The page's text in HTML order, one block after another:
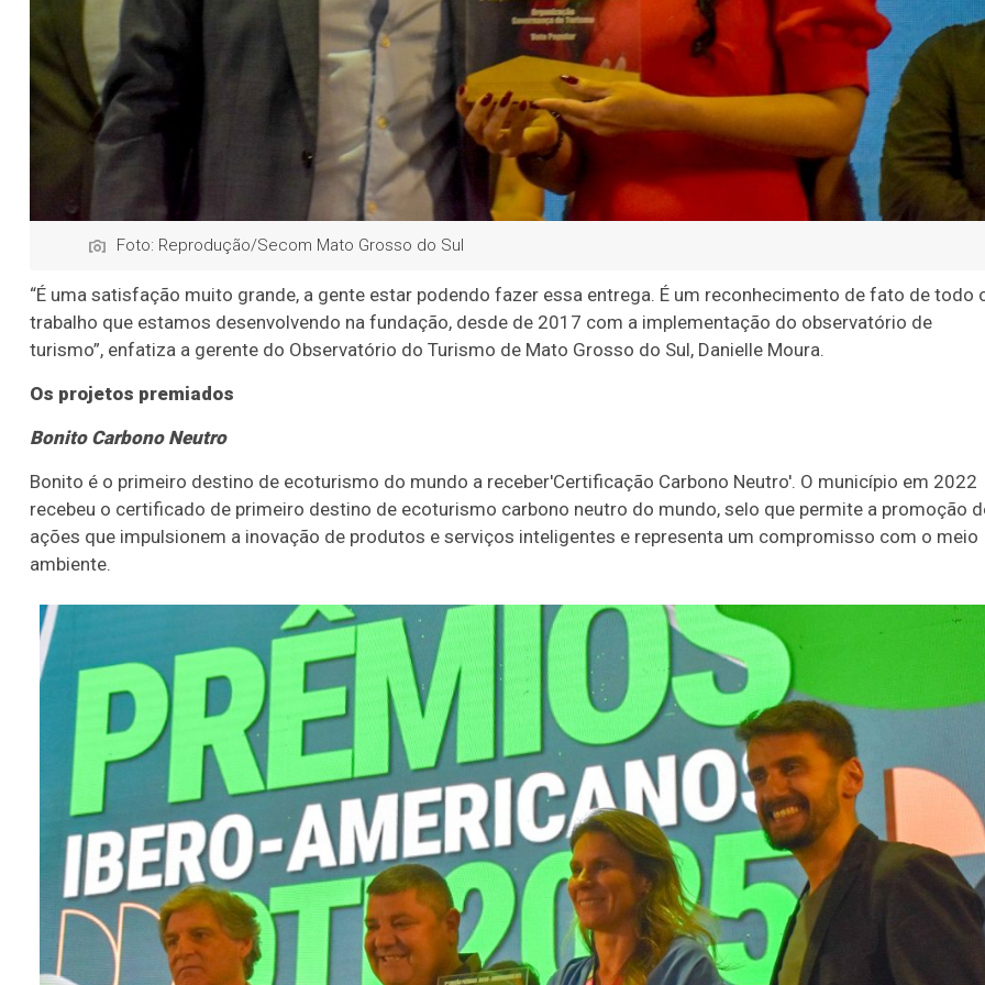
Foto: Reprodução/Secom Mato Grosso do Sul
“É uma satisfação muito grande, a gente estar podendo fazer essa entrega. É um reconhecimento de fato de todo
trabalho que estamos desenvolvendo na fundação, desde de 2017 com a implementação do observatório de
turismo”, enfatiza a gerente do Observatório do Turismo de Mato Grosso do Sul, Danielle Moura.
Os projetos premiados
Bonito Carbono Neutro
Bonito é o primeiro destino de ecoturismo do mundo a receber'Certificação Carbono Neutro'. O município em 2022
recebeu o certificado de primeiro destino de ecoturismo carbono neutro do mundo, selo que permite a promoção
ações que impulsionem a inovação de produtos e serviços inteligentes e representa um compromisso com o meio
ambiente.